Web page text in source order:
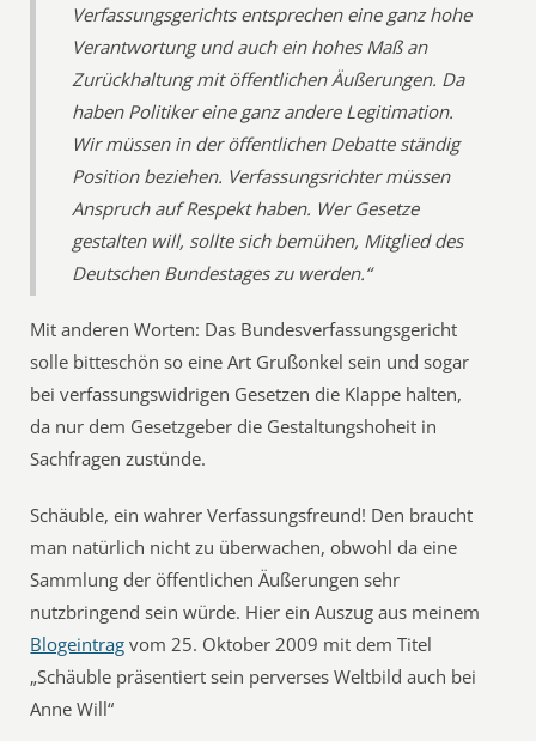
Verfassungsgerichts entsprechen eine ganz hohe
Verantwortung und auch ein hohes Maß an
Zurückhaltung mit öffentlichen Äußerungen. Da
haben Politiker eine ganz andere Legitimation.
Wir müssen in der öffentlichen Debatte ständig
Position beziehen. Verfassungsrichter müssen
Anspruch auf Respekt haben. Wer Gesetze
gestalten will, sollte sich bemühen, Mitglied des
Deutschen Bundestages zu werden.“
Mit anderen Worten: Das Bundesverfassungsgericht
solle bitteschön so eine Art Grußonkel sein und sogar
bei verfassungswidrigen Gesetzen die Klappe halten,
da nur dem Gesetzgeber die Gestaltungshoheit in
Sachfragen zustünde.
Schäuble, ein wahrer Verfassungsfreund! Den braucht
man natürlich nicht zu überwachen, obwohl da eine
Sammlung der öffentlichen Äußerungen sehr
nutzbringend sein würde. Hier ein Auszug aus meinem
Blogeintrag vom 25. Oktober 2009 mit dem Titel
„Schäuble präsentiert sein perverses Weltbild auch bei
Anne Will“